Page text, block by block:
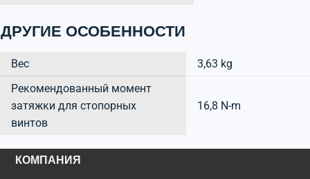
ДРУГИЕ ОСОБЕННОСТИ
Вес
3,63 kg
Рекомендованный момент
затяжки для стопорных
винтов
16,8 N-m
КОМПАНИЯ